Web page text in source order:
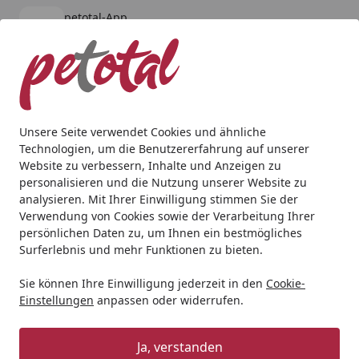
Unsere Seite verwendet Cookies und ähnliche
Technologien, um die Benutzererfahrung auf unserer
Website zu verbessern, Inhalte und Anzeigen zu
personalisieren und die Nutzung unserer Website zu
analysieren. Mit Ihrer Einwilligung stimmen Sie der
Verwendung von Cookies sowie der Verarbeitung Ihrer
persönlichen Daten zu, um Ihnen ein bestmögliches
Surferlebnis und mehr Funktionen zu bieten.
Sie können Ihre Einwilligung jederzeit in den Cookie-
Einstellungen anpassen oder widerrufen.
Ja, verstanden
petotal-App
kostenlos - Im App Store
Alle Produkte
Mein Konto
Suchen
Startseite
Hund Snacks Corwex Trainingswürfel Ente 250g
Corwex Trainingswürfel Ente 250g
Hundesnack